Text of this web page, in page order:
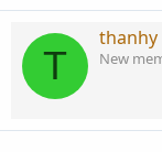
T
thanhy
New